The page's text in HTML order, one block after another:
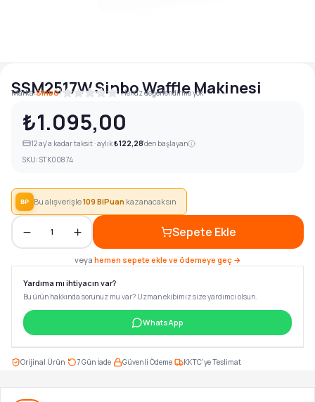
SSM2517W Sinbo Waffle Makinesi
Marka:Sinbo| Henüz değerlendirme yok
₺1.095,00
12ay'a kadar taksit · aylık₺122,28'den başlayan
SKU: STK00874
BP Bu alışverişle109BiPuan kazanacaksın
1 Sepete Ekle
veya hemen sepete ekle ve ödemeye geç →
Yardıma mı ihtiyacın var?
Bu ürün hakkında sorunuz mu var? Uzman ekibimiz size yardımcı olsun.
WhatsApp
Orijinal Ürün 7 Gün İade Güvenli Ödeme KKTC'ye Teslimat